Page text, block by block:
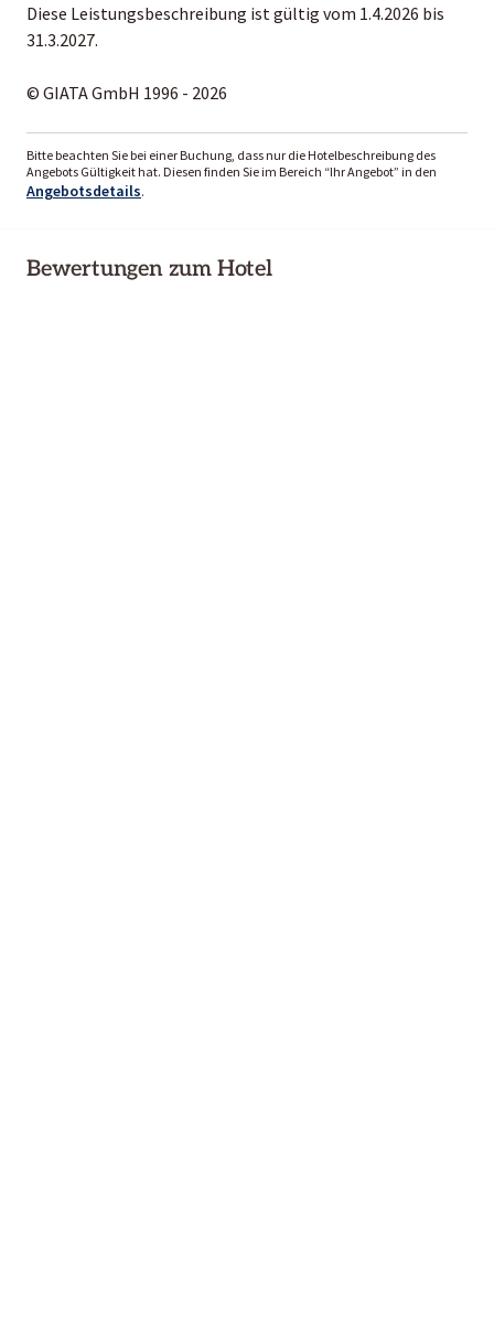
Diese Leistungsbeschreibung ist gültig vom 1.4.2026 bis
31.3.2027.
© GIATA GmbH 1996 - 2026
Bitte beachten Sie bei einer Buchung, dass nur die Hotelbeschreibung des
Angebots Gültigkeit hat. Diesen finden Sie im Bereich “Ihr Angebot” in den
Angebotsdetails.
Bewertungen zum Hotel